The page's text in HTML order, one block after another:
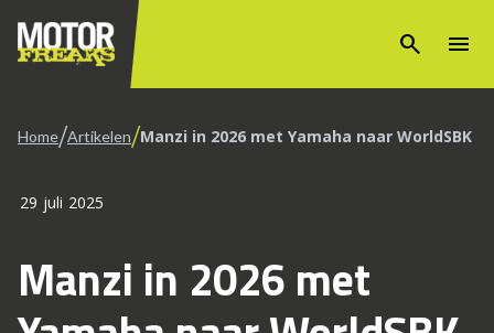
search menu
Home/Artikelen/Manzi in 2026 met Yamaha naar WorldSBK
29 juli 2025
Manzi in 2026 met